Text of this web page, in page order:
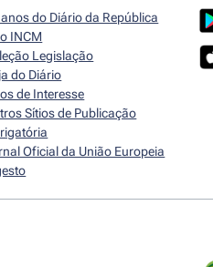
do Diário da República
INCM
Legislação
do Diário
de Interesse
Sítios de Publicação
Oficial da União Europeia